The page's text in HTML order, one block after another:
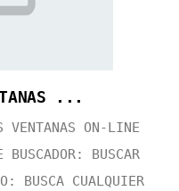
...
VENTANAS ON-LINE
BUSCAR
BUSCA CUALQUIER